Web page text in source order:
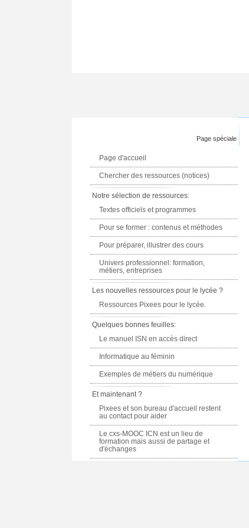
Page spéciale
Page d'accueil
Chercher des ressources (notices)
Notre sélection de ressources:
Textes officiels et programmes
Pour se former : contenus et méthodes
Pour préparer, illustrer des cours
Univers professionnel: formation,
métiers, entreprises
Les nouvelles ressources pour le lycée ?
Ressources Pixees pour le lycée.
Quelques bonnes feuilles:
Le manuel ISN en accès direct
Informatique au féminin
Exemples de métiers du numérique
Et maintenant ?
Pixees et son bureau d'accueil restent
au contact pour aider
Le cxs-MOOC ICN est un lieu de
formation mais aussi de partage et
d'échanges